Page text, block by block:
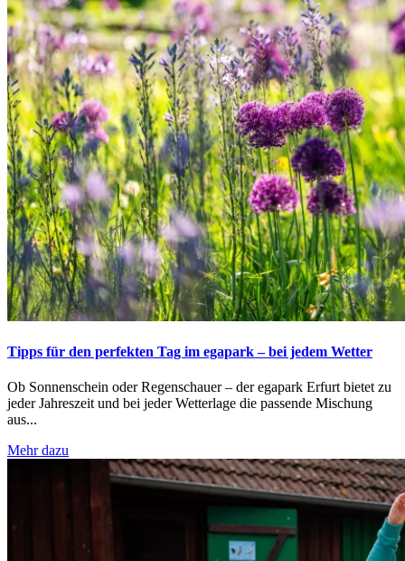
Tipps für den perfekten Tag im egapark – bei jedem Wetter
Ob Sonnenschein oder Regenschauer – der egapark Erfurt bietet zu
jeder Jahreszeit und bei jeder Wetterlage die passende Mischung
aus...
Mehr dazu